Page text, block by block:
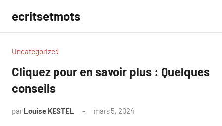
contenu
ecritsetmots
Uncategorized
Cliquez pour en savoir plus : Quelques
conseils
par Louise KESTEL mars 5, 2024